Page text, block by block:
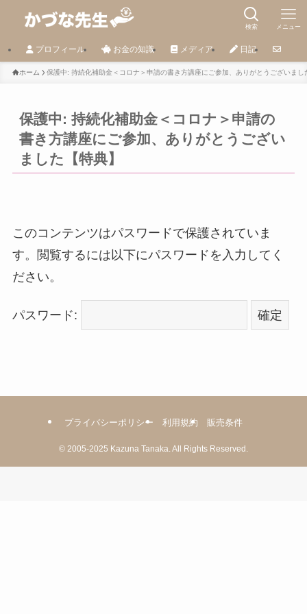
検索 メニュー
プロフィール お金の知識 メディア 日記
ホーム 保護中: 持続化補助金＜コロナ＞申請の書き方講座にご参加、ありがとうございまし
保護中: 持続化補助金＜コロナ＞申請の
書き方講座にご参加、ありがとうござい
ました【特典】
このコンテンツはパスワードで保護されていま
す。閲覧するには以下にパスワードを入力してく
ださい。
パスワード:
プライバシーポリシー 利用規約 販売条件
© 2005-2025 Kazuna Tanaka.All Rights Reserved.